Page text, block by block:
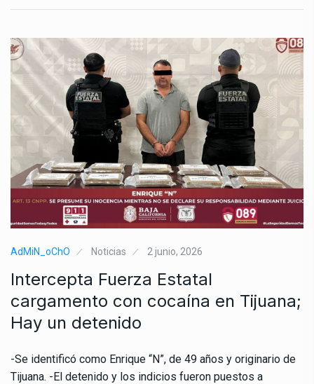
AdMiN_oChO Noticias 2 junio, 2026
Intercepta Fuerza Estatal
cargamento con cocaína en Tijuana;
Hay un detenido
-Se identificó como Enrique “N”, de 49 años y originario de
Tijuana. -El detenido y los indicios fueron puestos a